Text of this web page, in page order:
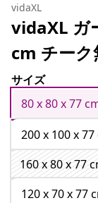
vidaXL
vidaXL ガ
cm チーク
サイズ
80 x 80 x 77
200 x 100 x 77
160 x 80 x 77
120 x 70 x 77